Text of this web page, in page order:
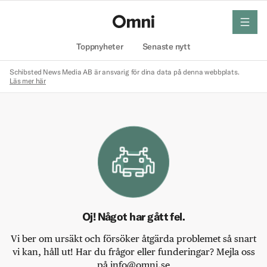
Toppnyheter Senaste nytt
meny
Schibsted News Media AB är ansvarig för dina data på denna webbplats.
Läs mer här
Oj! Något har gått fel.
Vi ber om ursäkt och försöker åtgärda problemet så snart
vi kan, håll ut! Har du frågor eller funderingar? Mejla oss